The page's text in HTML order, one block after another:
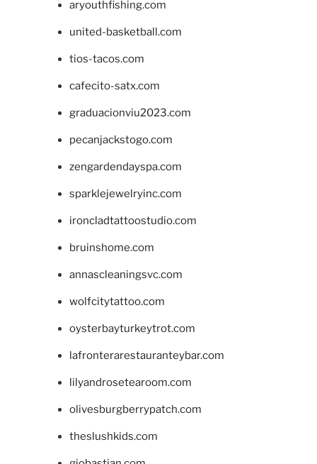
aryouthfishing.com
united-basketball.com
tios-tacos.com
cafecito-satx.com
graduacionviu2023.com
pecanjackstogo.com
zengardendayspa.com
sparklejewelryinc.com
ironcladtattoostudio.com
bruinshome.com
annascleaningsvc.com
wolfcitytattoo.com
oysterbayturkeytrot.com
lafronterarestauranteybar.com
lilyandrosetearoom.com
olivesburgberrypatch.com
theslushkids.com